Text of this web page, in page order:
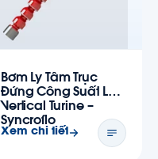
Bơm Ly Tâm Trục
Đứng Công Suất Lớn
Vertical Turine –
Syncroflo
Xem chi tiết